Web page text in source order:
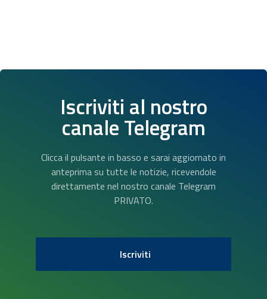
Iscriviti al nostro
canale Telegram
Clicca il pulsante in basso e sarai aggiornato in
anteprima su tutte le notizie, ricevendole
direttamente nel nostro canale Telegram
PRIVATO.
Iscriviti